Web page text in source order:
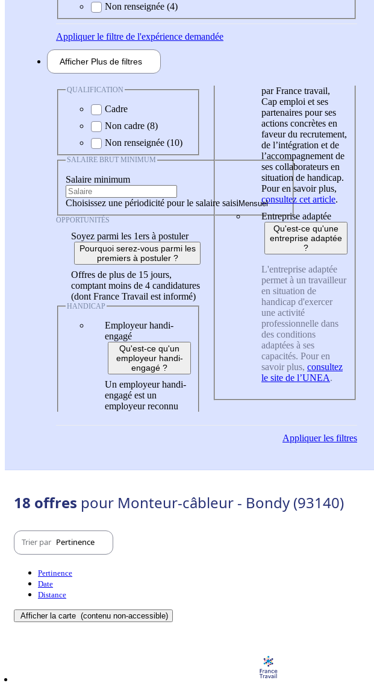
Non renseignée (4)
Appliquerle filtre de l'expérience demandée
Afficher Plus de filtres
QUALIFICATION
Cadre
Non cadre (8)
Non renseignée (10)
SALAIRE BRUT MINIMUM
Salaire minimum
Choisissez une périodicité pour le salaire saisi
OPPORTUNITÉS
Soyez parmi les 1ers à postuler
Pourquoi serez-vous parmi les
premiers à postuler ?
Offres de plus de 15 jours,
comptant moins de 4 candidatures
(dont France Travail est informé)
HANDICAP
Employeur handi-
engagé
Qu'est-ce qu'un
employeur handi-
engagé ?
Un employeur handi-
engagé est un
employeur reconnu
par France travail,
Cap emploi et ses
partenaires pour ses
actions concrètes en
faveur du recrutement,
de l’intégration et de
l’accompagnement de
ses collaborateurs en
situation de handicap.
Pour en savoir plus,
consultez cet article.
Entreprise adaptée
Qu'est-ce qu'une
entreprise adaptée
?
L'entreprise adaptée
permet à un travailleur
en situation de
handicap d'exercer
une activité
professionnelle dans
des conditions
adaptées à ses
capacités. Pour en
savoir plus, consultez
le site de l’UNEA.
Appliquerles filtres
18 offres pour Monteur-câbleur - Bondy (93140)
Trier par Pertinence
Pertinence
Date
Distance
Afficher la carte (contenu non-accessible)